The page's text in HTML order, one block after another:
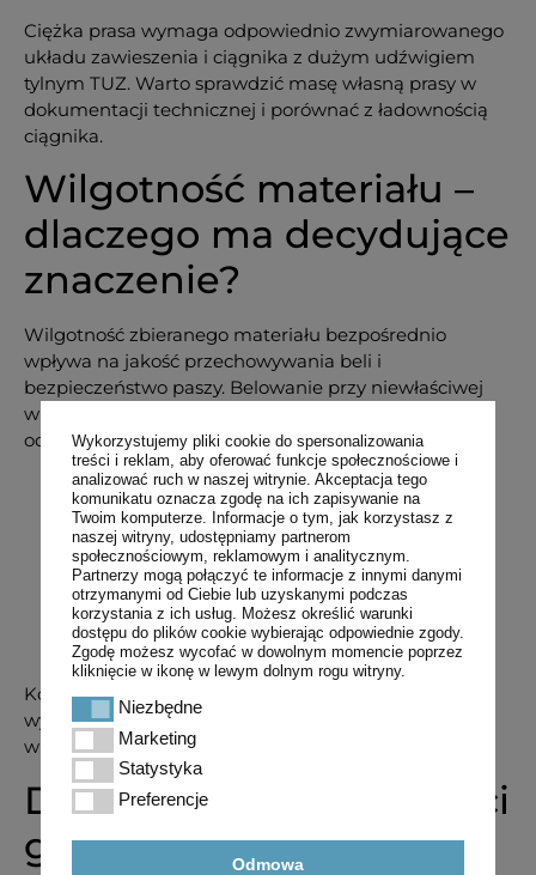
Wykorzystujemy pliki cookie do spersonalizowania
treści i reklam, aby oferować funkcje społecznościowe i
analizować ruch w naszej witrynie. Akceptacja tego
komunikatu oznacza zgodę na ich zapisywanie na
Twoim komputerze. Informacje o tym, jak korzystasz z
naszej witryny, udostępniamy partnerom
społecznościowym, reklamowym i analitycznym.
Partnerzy mogą połączyć te informacje z innymi danymi
otrzymanymi od Ciebie lub uzyskanymi podczas
korzystania z ich usług. Możesz określić warunki
dostępu do plików cookie wybierając odpowiednie zgody.
Zgodę możesz wycofać w dowolnym momencie poprzez
kliknięcie w ikonę w lewym dolnym rogu witryny.
NiezbędneNiezbędne
MarketingMarketing
StatystykaStatystyka
PreferencjePreferencje
Odmowa
Ciężka prasa wymaga odpowiednio zwymiarowanego
układu zawieszenia i ciągnika z dużym udźwigiem
tylnym TUZ. Warto sprawdzić masę własną prasy w
dokumentacji technicznej i porównać z ładownością
ciągnika.
Wilgotność materiału –
dlaczego ma decydujące
znaczenie?
Wilgotność zbieranego materiału bezpośrednio
wpływa na jakość przechowywania beli i
bezpieczeństwo paszy. Belowanie przy niewłaściwej
wilgotności prowadzi do pleśnienia, strat wartości
odżywczych lub samozapłonu.
Siano– beluj przy wilgotności poniżej 18%.
Wyższe wartości grożą pleśnieniem i
samozagrzewaniem.
Słoma– maksymalna wilgotność to 20%. Sucha
słoma lepiej się prasuje i dłużej przechowuje.
Sianokiszonka– optymalna wilgotność to 35–
55%. W tym przedziale zachodzi prawidłowa
fermentacja beztlenowa po owinięciu folią.
Kontrola wilgotności przed belowaniem jest prosta –
wystarczy użyć ręcznego lub elektronicznego
wilgotnościomierza paszowego.
Dobór prasy do wielkości
gospodarstwa